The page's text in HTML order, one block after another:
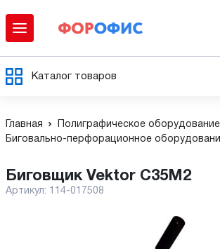
Каталог товаров
Главная
Полиграфическое оборудование
Биговально-перфорационное
Биговщик Vektor C35M2
Артикул: 114-017508